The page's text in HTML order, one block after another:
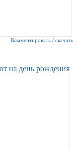
Комментировать / скачать